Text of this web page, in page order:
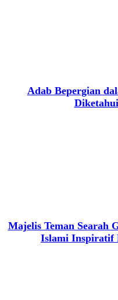
Adab Bepergian
Majelis Teman Searah
Islami Inspiratif